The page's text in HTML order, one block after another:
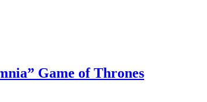
Game of Thrones